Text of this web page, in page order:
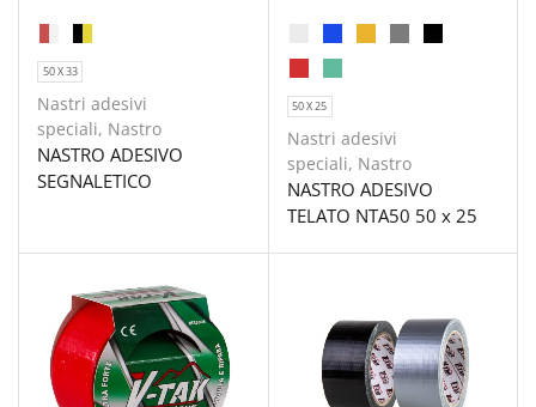
50 X 33
Nastri adesivi
speciali, Nastro
NASTRO ADESIVO
SEGNALETICO
50 X 25
Nastri adesivi
speciali, Nastro
NASTRO ADESIVO
TELATO NTA50 50 x 25